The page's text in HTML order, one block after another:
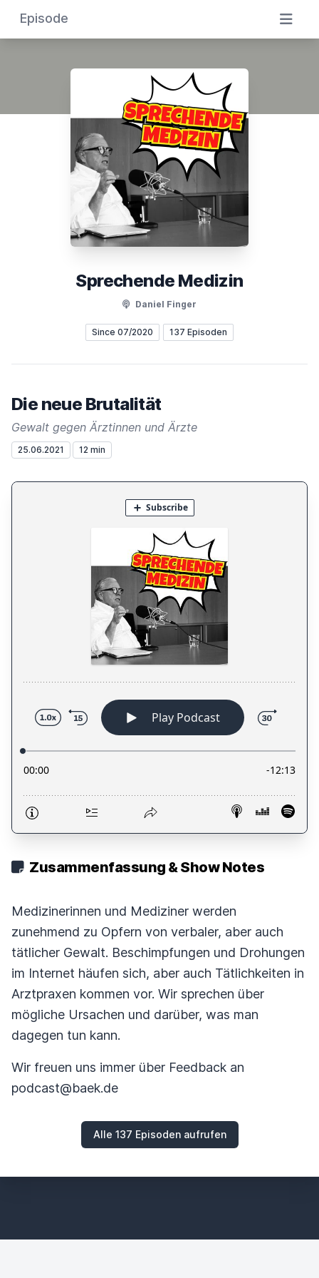
Episode
Sprechende Medizin
Daniel Finger
Since 07/2020 137 Episoden
Die neue Brutalität
Gewalt gegen Ärztinnen und Ärzte
25.06.2021 12 min
Zusammenfassung & Show Notes
Medizinerinnen und Mediziner werden
zunehmend zu Opfern von verbaler, aber auch
tätlicher Gewalt. Beschimpfungen und Drohungen
im Internet häufen sich, aber auch Tätlichkeiten in
Arztpraxen kommen vor. Wir sprechen über
mögliche Ursachen und darüber, was man
dagegen tun kann.
Wir freuen uns immer über Feedback an
podcast@baek.de
Alle 137 Episoden aufrufen